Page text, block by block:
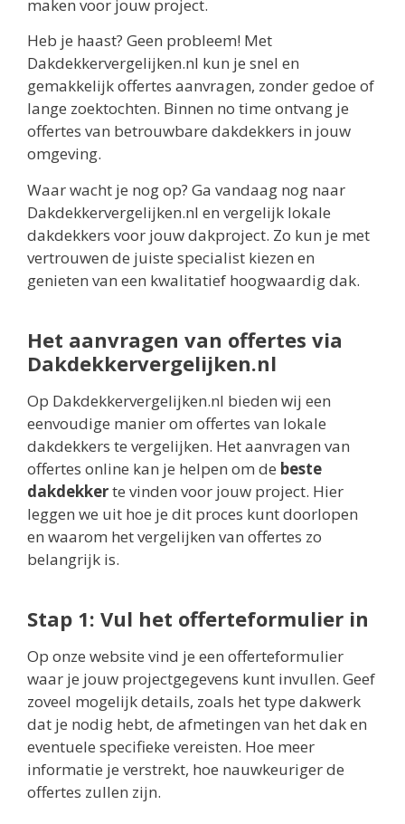
maken voor jouw project.
Heb je haast? Geen probleem! Met
Dakdekkervergelijken.nl kun je snel en
gemakkelijk offertes aanvragen, zonder gedoe of
lange zoektochten. Binnen no time ontvang je
offertes van betrouwbare dakdekkers in jouw
omgeving.
Waar wacht je nog op? Ga vandaag nog naar
Dakdekkervergelijken.nl en vergelijk lokale
dakdekkers voor jouw dakproject. Zo kun je met
vertrouwen de juiste specialist kiezen en
genieten van een kwalitatief hoogwaardig dak.
Het aanvragen van offertes via
Dakdekkervergelijken.nl
Op Dakdekkervergelijken.nl bieden wij een
eenvoudige manier om offertes van lokale
dakdekkers te vergelijken. Het aanvragen van
offertes online kan je helpen om de beste
dakdekkerte vinden voor jouw project. Hier
leggen we uit hoe je dit proces kunt doorlopen
en waarom het vergelijken van offertes zo
belangrijk is.
Stap 1: Vul het offerteformulier in
Op onze website vind je een offerteformulier
waar je jouw projectgegevens kunt invullen. Geef
zoveel mogelijk details, zoals het type dakwerk
dat je nodig hebt, de afmetingen van het dak en
eventuele specifieke vereisten. Hoe meer
informatie je verstrekt, hoe nauwkeuriger de
offertes zullen zijn.